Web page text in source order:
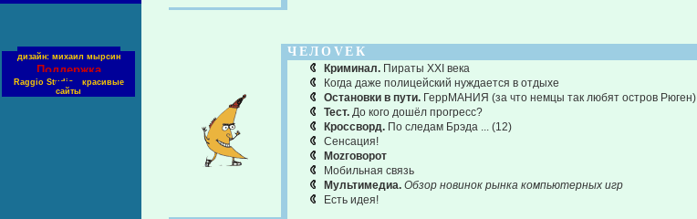
дизайн: михаил мырсин
Поддержка
Raggio Studio - красивые
сайты
ЧЕЛОVЕК
Криминал. Пираты ХХI века
Когда даже полицейский нуждается в отдыхе
Остановки в пути. ГеррМАНИЯ (за что немцы так любят остров Рюген)
Тест. До кого дошёл прогресс?
Кроссворд. По следам Брэда ... (12)
Сенсация!
Моzговорот
Мобильная связь
Мультимедиа. Обзор новинок рынка компьютерных игр
Есть идея!